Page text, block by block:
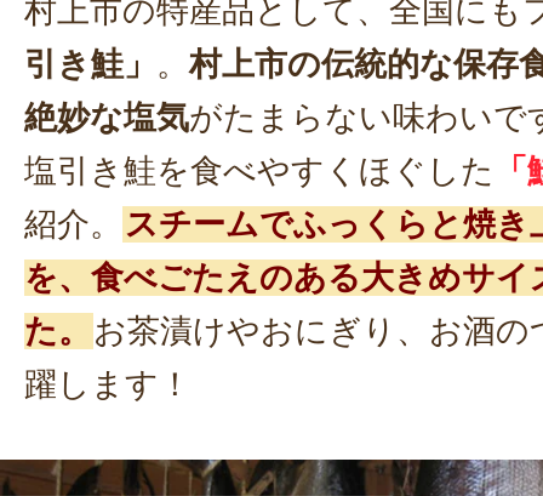
村上市の特産品として、全国にも
引き鮭」 。村上市の伝統的な保存
絶妙な塩気がたまらない味わいで
塩引き鮭を食べやすくほぐした
紹介。 スチームでふっくらと焼き
を、食べごたえのある大きめサ
た。
お茶漬けやおにぎり、お酒
躍します！